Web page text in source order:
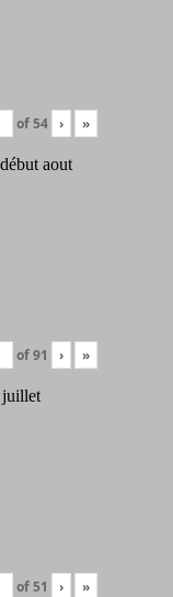
of54 › »
aout
of91 › »
juillet
of51 › »